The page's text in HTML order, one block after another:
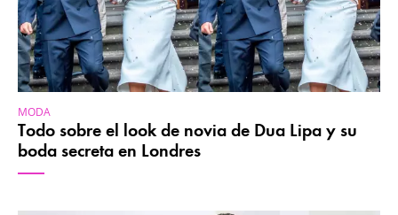
MODA
Todo sobre el look de novia de Dua Lipa y su
boda secreta en Londres